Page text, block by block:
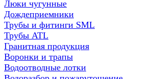
Люки чугунные
Дождеприемники
Трубы и фитинги SML
Трубы ATL
Гранитная продукция
Воронки и трапы
Водоотводные лотки